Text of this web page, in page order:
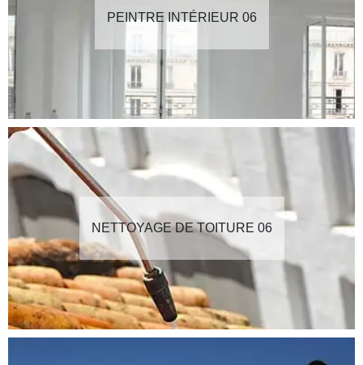
PEINTRE INTÉRIEUR 06
NETTOYAGE DE TOITURE 06